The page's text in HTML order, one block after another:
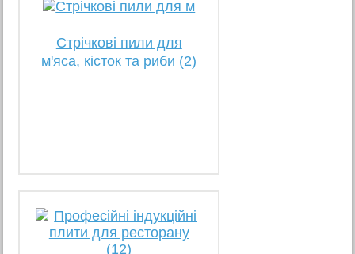
Стрічкові пили для
м'яса, кісток та риби (2)